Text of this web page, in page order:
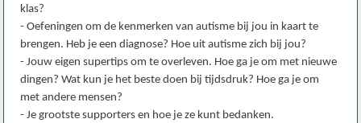
klas?
- Oefeningen om de kenmerken van autisme bij jou in kaart te
brengen. Heb je een diagnose? Hoe uit autisme zich bij jou?
- Jouw eigen supertips om te overleven. Hoe ga je om met nieuwe
dingen? Wat kun je het beste doen bij tijdsdruk? Hoe ga je om
met andere mensen?
- Je grootste supporters en hoe je ze kunt bedanken.